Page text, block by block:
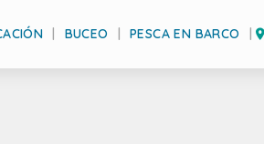
BUCEO PESCA EN BARCO